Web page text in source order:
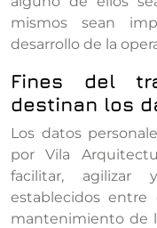
mismos sean
desarrollo de la
Fines del
destinan los
Los datos
por Vila
facilitar, agilizar
establecidos
mantenimiento de